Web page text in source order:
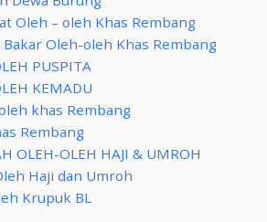
Oleh – oleh Khas Rembang
Oleh-oleh Khas Rembang
PUSPITA
KEMADU
khas Rembang
Rembang
OLEH-OLEH HAJI & UMROH
Haji dan Umroh
Krupuk BL